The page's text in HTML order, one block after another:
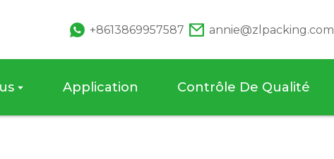
+8613869957587 annie@zlpacking.com
Application Contrôle De Qualité